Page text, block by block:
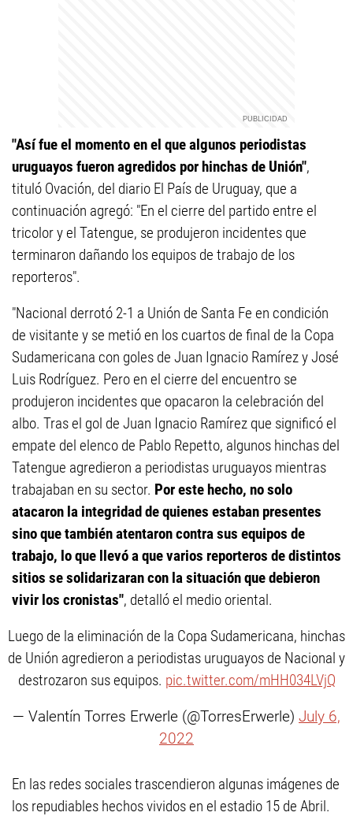
"Así fue el momento en el que algunos periodistas
uruguayos fueron agredidos por hinchas de Unión",
tituló Ovación, del diario El País de Uruguay, que a
continuación agregó: "En el cierre del partido entre el
tricolor y el Tatengue, se produjeron incidentes que
terminaron dañando los equipos de trabajo de los
reporteros".
"Nacional derrotó 2-1 a Unión de Santa Fe en condición
de visitante y se metió en los cuartos de final de la Copa
Sudamericana con goles de Juan Ignacio Ramírez y José
Luis Rodríguez. Pero en el cierre del encuentro se
produjeron incidentes que opacaron la celebración del
albo. Tras el gol de Juan Ignacio Ramírez que significó el
empate del elenco de Pablo Repetto, algunos hinchas del
Tatengue agredieron a periodistas uruguayos mientras
trabajaban en su sector. Por este hecho, no solo
atacaron la integridad de quienes estaban presentes
sino que también atentaron contra sus equipos de
trabajo, lo que llevó a que varios reporteros de distintos
sitios se solidarizaran con la situación que debieron
vivir los cronistas", detalló el medio oriental.
Luego de la eliminación de la Copa Sudamericana, hinchas
de Unión agredieron a periodistas uruguayos de Nacional y
destrozaron sus equipos. pic.twitter.com/mHH034LVjQ
— Valentín Torres Erwerle (@TorresErwerle) July 6,
2022
En las redes sociales trascendieron algunas imágenes de
los repudiables hechos vividos en el estadio 15 de Abril.